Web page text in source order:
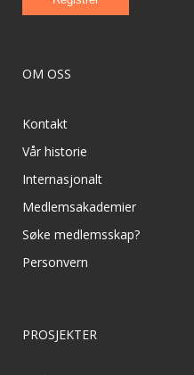
OM OSS
Kontakt
Vår historie
Internasjonalt
Medlemsakademier
Søke medlemsskap?
Personvern
PROSJEKTER